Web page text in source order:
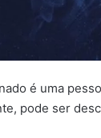
é uma
pode ser